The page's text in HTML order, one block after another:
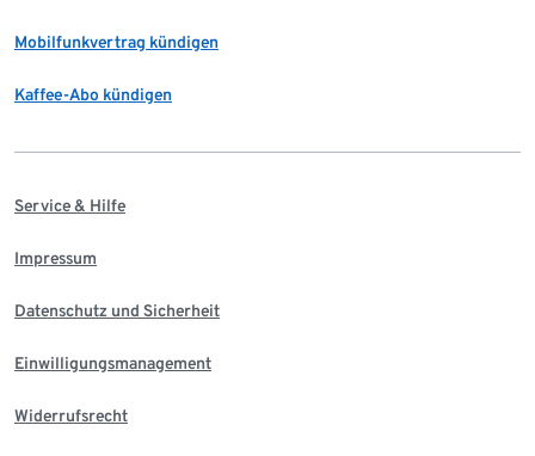
Mobilfunkvertrag kündigen
Kaffee-Abo kündigen
Service & Hilfe
Impressum
Datenschutz und Sicherheit
Einwilligungsmanagement
Widerrufsrecht